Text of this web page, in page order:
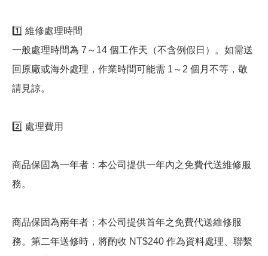
1️⃣ 維修處理時間
一般處理時間為 7～14 個工作天（不含例假日）。如需送
回原廠或海外處理，作業時間可能需 1～2 個月不等，敬
請見諒。
2️⃣ 處理費用
商品保固為一年者：本公司提供一年內之免費代送維修服
務。
商品保固為兩年者：本公司提供首年之免費代送維修服
務。第二年送修時，將酌收 NT$240 作為資料處理、聯繫